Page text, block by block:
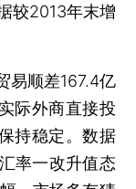
较2013年末增
顺差167.4亿
际外商直接投
持稳定。数据
率一改升值态